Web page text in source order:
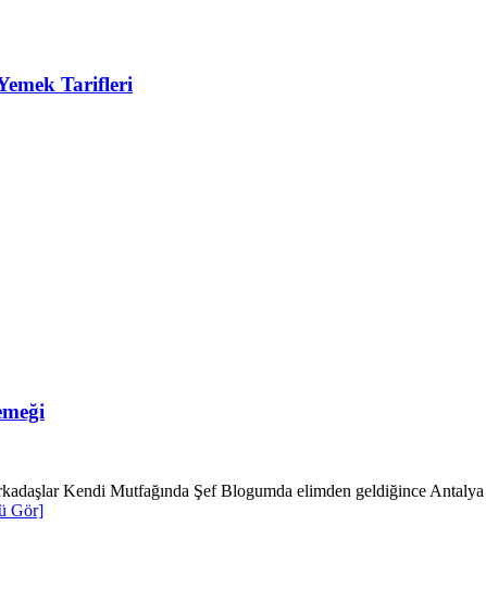
Tarifleri
Kendi Mutfağında Şef Blogumda elimden geldiğince
Gör]